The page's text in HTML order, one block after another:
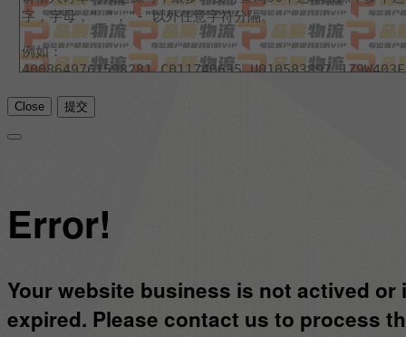
Close 提交
Error!
Your website business is not actived or
expired. Please contact us to process